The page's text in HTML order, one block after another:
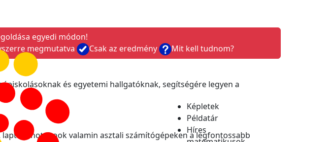
Képletek
Példatár
Híres
egyedi módon!
megmutatva Csak az eredmény Mit kell tudnom?
és egyetemi hallgatóknak, segítségére legyen a
notebook valamin asztali számítógépeken a legfontossabb